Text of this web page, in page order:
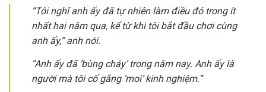
“Tôi nghĩ anh ấy đã tự nhiên làm điều đó trong ít
nhất hai năm qua, kể từ khi tôi bắt đầu chơi cùng
anh ấy,” anh nói.
“Anh ấy đã ‘bùng cháy’ trong năm nay. Anh ấy là
người mà tôi cố gắng ‘moi’ kinh nghiệm.”